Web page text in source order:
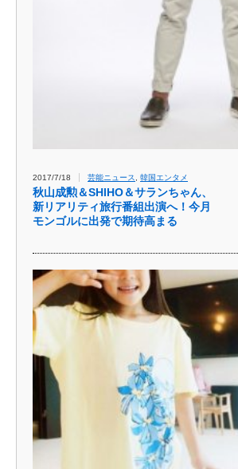
2017/7/18 芸能ニュース 韓国エンタメ
秋山成勲＆SHIHO＆サランちゃん、
新リアリティ旅行番組出演へ！今月
モンゴルに出発で期待高まる